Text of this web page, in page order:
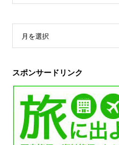
月を選択
スポンサードリンク